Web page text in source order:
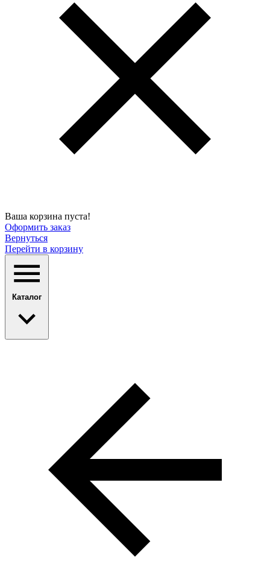
Ваша корзина пуста!
Оформить заказ
Вернуться
Перейти в корзину
Каталог